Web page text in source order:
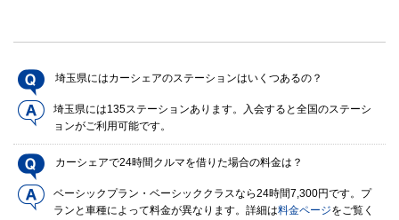
埼玉県にはカーシェアのステーションはいくつあるの？
埼玉県には135ステーションあります。入会すると全国のステーシ
ョンがご利用可能です。
カーシェアで24時間クルマを借りた場合の料金は？
ベーシックプラン・ベーシッククラスなら24時間7,300円です。プ
ランと車種によって料金が異なります。詳細は料金ページをご覧く